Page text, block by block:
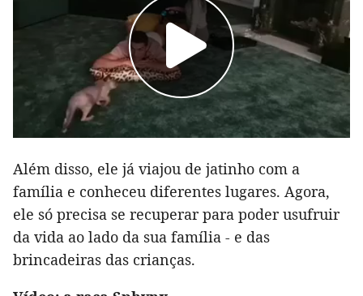
Além disso, ele já viajou de jatinho com a
família e conheceu diferentes lugares. Agora,
ele só precisa se recuperar para poder usufruir
da vida ao lado da sua família - e das
brincadeiras das crianças.